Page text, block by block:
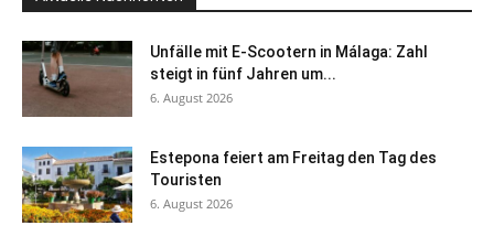
Unfälle mit E-Scootern in Málaga: Zahl
steigt in fünf Jahren um...
6. August 2026
Estepona feiert am Freitag den Tag des
Touristen
6. August 2026